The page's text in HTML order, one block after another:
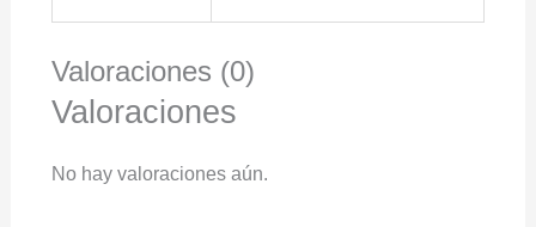
Valoraciones (0)
Valoraciones
No hay valoraciones aún.